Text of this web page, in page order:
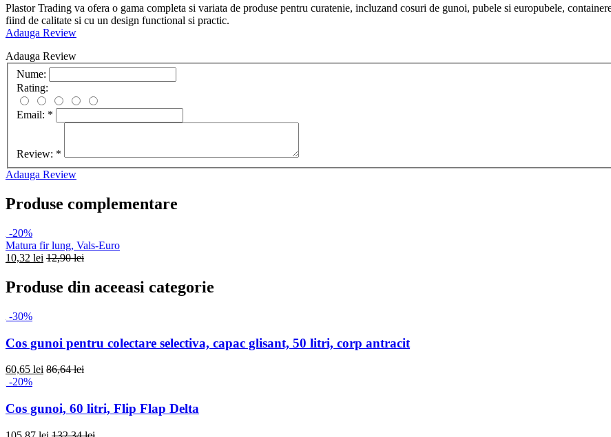
Plastor Trading va ofera o gama completa si variata de produse pentru curatenie, incluzand cosuri de gunoi, pubele si europubele,
fiind de calitate si cu un design functional si practic.
Adauga Review
Adauga Review
Nume:
Rating:
Email: *
Review: *
Adauga Review
Produse complementare
-20%
Matura fir lung, Vals-Euro
10,32 lei 12,90 lei
Produse din aceeasi categorie
-30%
Cos gunoi pentru colectare selectiva, capac glisant, 50 litri, corp antracit
60,65 lei 86,64 lei
-20%
Cos gunoi, 60 litri, Flip Flap Delta